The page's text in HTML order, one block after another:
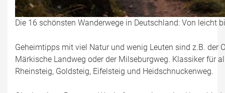
Die 16 schönsten Wanderwege in Deutschland: Von leicht
Geheimtipps mit viel Natur und wenig Leuten sind z.B. der
Märkische Landweg oder der Milseburgweg. Klassiker für
Rheinsteig, Goldsteig, Eifelsteig und Heidschnuckenweg.